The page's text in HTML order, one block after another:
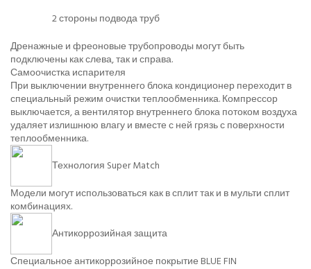
2 стороны подвода труб
Дренажные и фреоновые трубопроводы могут быть
подключены как слева, так и справа.
Самоочистка испарителя
При выключении внутреннего блока кондиционер переходит в
специальный режим очистки теплообменника. Компрессор
выключается, а вентилятор внутреннего блока потоком воздуха
удаляет излишнюю влагу и вместе с ней грязь с поверхности
теплообменника.
Технология Super Match
Модели могут использоваться как в сплит так и в мульти сплит
комбинациях.
Антикоррозийная защита
Специальное антикоррозийное покрытие BLUE FIN